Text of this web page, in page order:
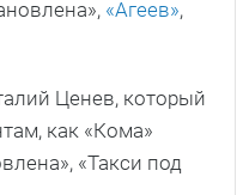
«Агеев»,
Ценев, который
как «Кома»
«Такси под